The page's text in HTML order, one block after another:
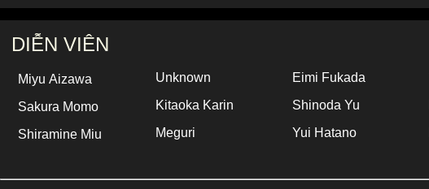
DIỄN VIÊN
Miyu Aizawa
Sakura Momo
Shiramine Miu
Unknown
Kitaoka Karin
Meguri
Eimi Fukada
Shinoda Yu
Yui Hatano